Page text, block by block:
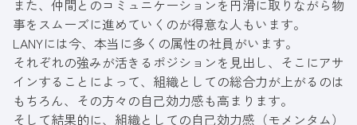
また、仲間とのコミュニケーションを円滑に取りながら物
事をスムーズに進めていくのが得意な人もいます。
LANYには今、本当に多くの属性の社員がいます。
それぞれの強みが活きるポジションを見出し、そこにアサ
インすることによって、組織としての総合力が上がるのは
もちろん、その方々の自己効力感も高まります。
そして結果的に、組織としての自己効力感（モメンタム）